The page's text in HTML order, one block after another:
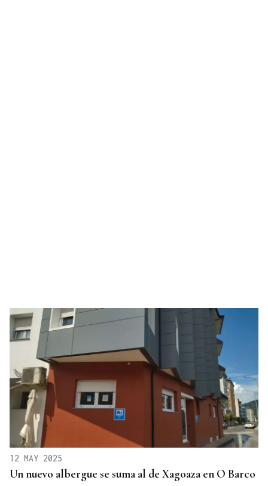
12 MAY 2025
Un nuevo albergue se suma al de Xagoaza en O Barco